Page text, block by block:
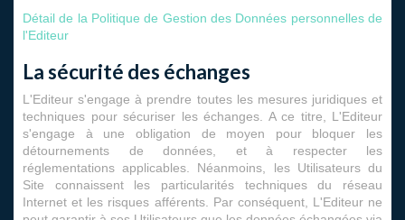
Détail de la Politique de Gestion des Données personnelles de
l'Editeur
La sécurité des échanges
L'Editeur s'engage à prendre toutes les mesures juridiques et
techniques pour sécuriser les échanges. A ce titre, L'Editeur
s'engage à une obligation de moyen pour bloquer les
détournements de données, et à respecter les
réglementations applicables. Néanmoins, les Utilisateurs du
Site connaissent les particularités techniques du réseau
Internet et les risques afférents. Par conséquent, L'Editeur ne